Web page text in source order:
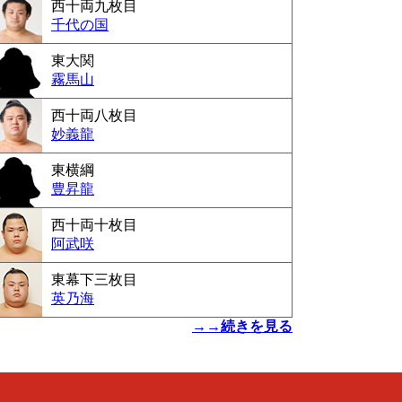
西十両九枚目
千代の国
東大関
霧馬山
西十両八枚目
妙義龍
東横綱
豊昇龍
西十両十枚目
阿武咲
東幕下三枚目
英乃海
→→続きを見る